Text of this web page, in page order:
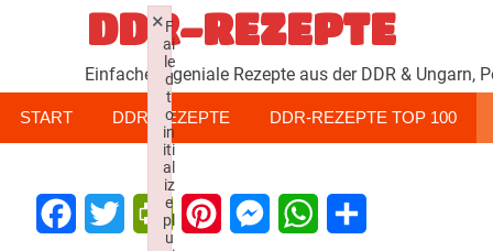
Zum
Inhalt
springen
DDR-REZEPTE
Einfache & geniale Rezepte aus der DDR & Ungarn,
START DDR-REZEPTE DDR-REZEPTE TOP 100
FacebookTwitterPrintFriendly
PinterestMessengerWhatsApp
F
ai
le
d
t
o
in
iti
al
iz
e
pl
u
×